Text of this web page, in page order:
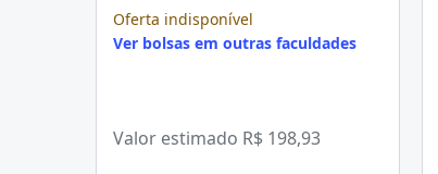
Oferta indisponível
Ver bolsas em outras faculdades
Valor estimado R$ 198,93